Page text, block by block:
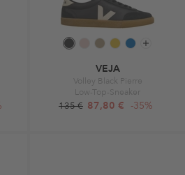
VEJA
Volley Black Pierre
Low-Top-Sneaker
135 € 87,80 € -35%